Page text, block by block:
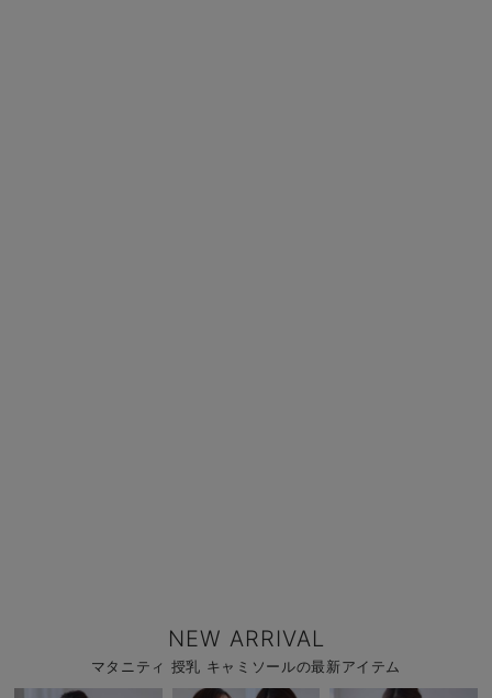
NEW ARRIVAL
マタニティ 授乳 キャミソールの最新アイテム